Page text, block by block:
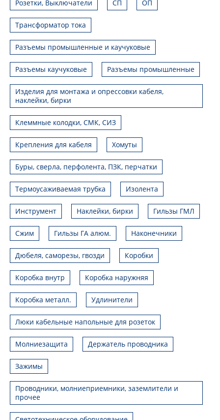
Розетки, Выключатели СП ОП
Трансформатор тока
Разъемы промышленные и каучуковые
Разъемы каучуковые Разъемы промышленные
Изделия для монтажа и опрессовки кабеля,
наклейки, бирки
Клеммные колодки, СМК, СИЗ
Крепления для кабеля Хомуты
Буры, сверла, перфолента, ПЗК, перчатки
Термоусаживаемая трубка Изолента
Инструмент Наклейки, бирки Гильзы ГМЛ
Сжим Гильзы ГА алюм. Наконечники
Дюбеля, саморезы, гвозди Коробки
Коробка внутр Коробка наружняя
Коробка металл. Удлинители
Люки кабельные напольные для розеток
Молниезащита Держатель проводника
Зажимы
Проводники, молниеприемники, заземлители и
прочее